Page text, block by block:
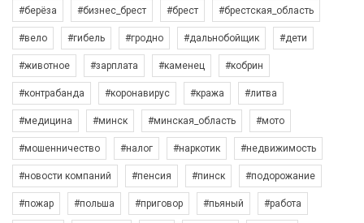
#берёза #бизнес_брест #брест #брестская_область
#вело #гибель #гродно #дальнобойщик #дети
#животное #зарплата #каменец #кобрин
#контрабанда #коронавирус #кража #литва
#медицина #минск #минская_область #мото
#мошенничество #налог #наркотик #недвижимость
#новости компаний #пенсия #пинск #подорожание
#пожар #польша #приговор #пьяный #работа